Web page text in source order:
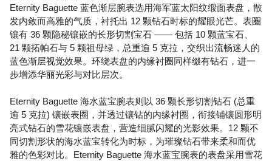
Eternity Baguette 蓝色渐层腕表选用海军蓝太阳纹缎面表盘，散
发内敛而高雅的气质，衬托出 12 颗钻石时标的耀眼光芒。表圈
镶有 36 颗隐秘镶嵌的长形切割宝石 —— 包括 10 颗蓝宝石、
21 颗拓帕石与 5 颗祖母绿，总重逾 5 克拉，交织出流畅迷人的
蓝色渐层视觉效果。环绕表盘的内缘衬圈同样缀有钻石，进一
步增添华丽光彩与对比层次。
Eternity Baguette 海水蓝宝腕表则以 36 颗长形切割钻石 (总重
逾 5 克拉) 镶嵌表圈，并透过镶钻的内缘衬圈，衔接铺镶圆形明
亮式钻石的雪花镶嵌表盘，营造细腻闪耀的光影效果。12 颗不
同切割形状的海水蓝宝转化为时标，为璀璨钻石带来柔和而优
雅的色彩对比。Eternity Baguette 海水蓝宝腕表的表盘采用雪花